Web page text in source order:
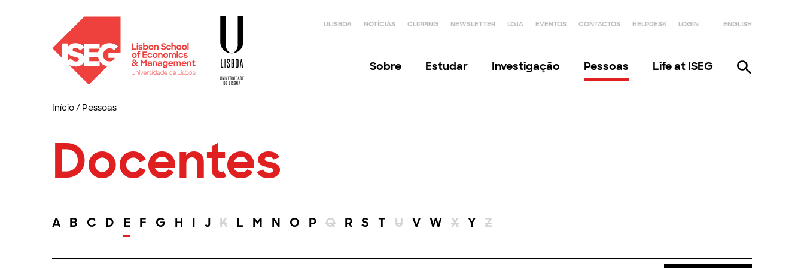
ULISBOA NOTÍCIAS CLIPPING NEWSLETTER LOJA EVENTOS CONTACTOS HELPDESK LOGIN ENGLISH
Sobre Estudar Investigação Pessoas Life at ISEG
Início/ Pessoas
Docentes
A B C D E F G H I J K L M N O P Q R S T U V W X Y Z